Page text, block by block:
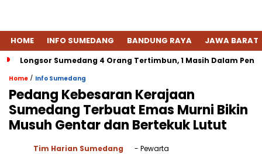
HOME INFO SUMEDANG BANDUNG RAYA JAWA BARAT
Longsor Sumedang 4 Orang Tertimbun, 1 Masih Dalam
Home / Info Sumedang
Pedang Kebesaran Kerajaan
Sumedang Terbuat Emas Murni Bikin
Musuh Gentar dan Bertekuk Lutut
Tim Harian Sumedang
- Pewarta